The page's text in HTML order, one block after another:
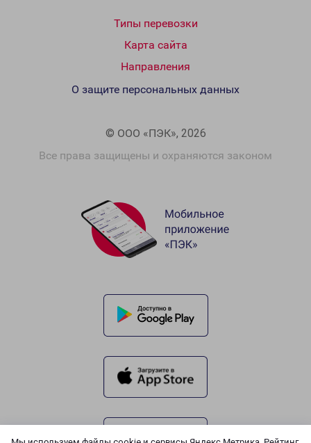
Типы перевозки
Карта сайта
Направления
© ООО «ПЭК», 2026
Все права защищены и охраняются законом
О защите персональных данных